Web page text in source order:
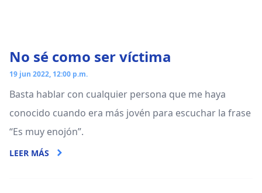
No sé como ser víctima
19 jun 2022, 12:00 p.m.
Basta hablar con cualquier persona que me haya
conocido cuando era más jovén para escuchar la frase
“Es muy enojón”.
LEER MÁS